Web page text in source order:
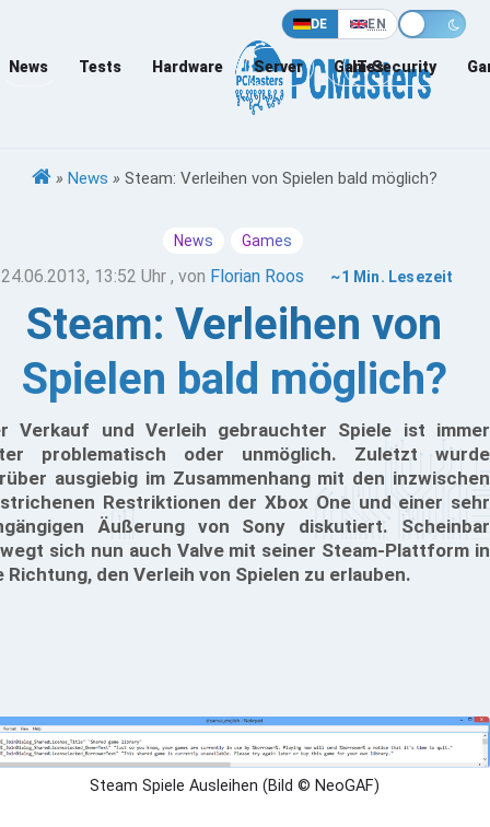
DE EN
News Tests Hardware Server Games
IT-Security
» News » Steam: Verleihen von Spielen bald möglich?
News Games
24.06.2013, 13:52 Uhr , von Florian Roos ~1 Min. Lesezeit
Steam: Verleihen von
Spielen bald möglich?
Verkauf und Verleih gebrauchter Spiele ist immer
problematisch oder unmöglich. Zuletzt wurde
ausgiebig im Zusammenhang mit den inzwischen
Restriktionen der Xbox One und einer sehr
Äußerung von Sony diskutiert. Scheinbar
sich nun auch Valve mit seiner Steam-Plattform in
Richtung, den Verleih von Spielen zu erlauben.
Steam Spiele Ausleihen (Bild © NeoGAF)